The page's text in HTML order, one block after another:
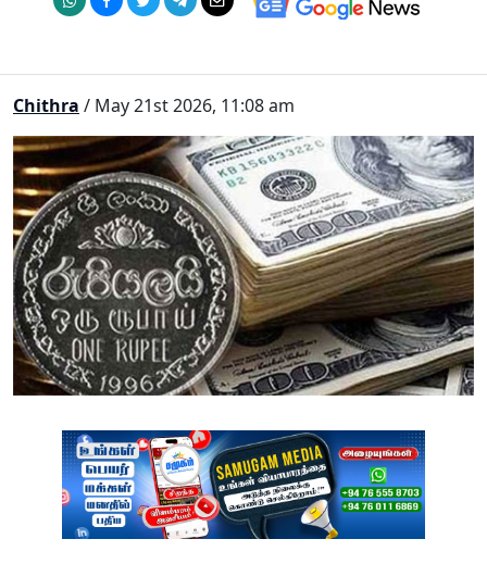
Chithra / May 21st 2026, 11:08 am